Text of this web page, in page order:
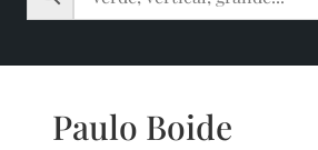
Paulo Boide